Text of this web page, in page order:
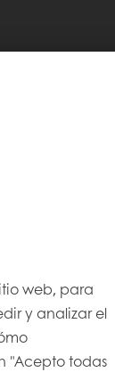
web, para
y analizar el
"Acepto todas